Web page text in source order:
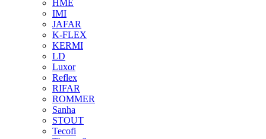
HME
IMI
JAFAR
K-FLEX
KERMI
LD
Luxor
Reflex
RIFAR
ROMMER
Sanha
STOUT
Tecofi